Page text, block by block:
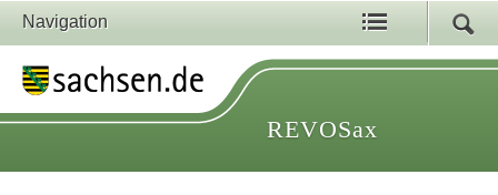
Navigation
REVOSax